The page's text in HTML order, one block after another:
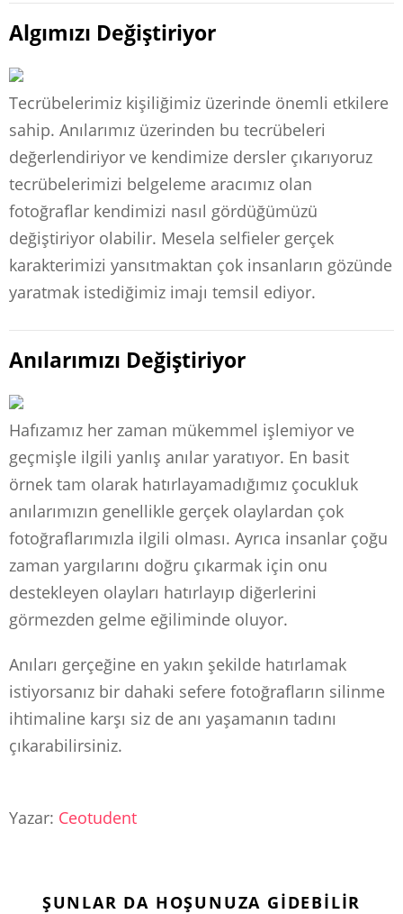
Algımızı Değiştiriyor
Tecrübelerimiz kişiliğimiz üzerinde önemli etkilere
sahip. Anılarımız üzerinden bu tecrübeleri
değerlendiriyor ve kendimize dersler çıkarıyoruz
tecrübelerimizi belgeleme aracımız olan
fotoğraflar kendimizi nasıl gördüğümüzü
değiştiriyor olabilir. Mesela selfieler gerçek
karakterimizi yansıtmaktan çok insanların gözünde
yaratmak istediğimiz imajı temsil ediyor.
Anılarımızı Değiştiriyor
Hafızamız her zaman mükemmel işlemiyor ve
geçmişle ilgili yanlış anılar yaratıyor. En basit
örnek tam olarak hatırlayamadığımız çocukluk
anılarımızın genellikle gerçek olaylardan çok
fotoğraflarımızla ilgili olması. Ayrıca insanlar çoğu
zaman yargılarını doğru çıkarmak için onu
destekleyen olayları hatırlayıp diğerlerini
görmezden gelme eğiliminde oluyor.
Anıları gerçeğine en yakın şekilde hatırlamak
istiyorsanız bir dahaki sefere fotoğrafların silinme
ihtimaline karşı siz de anı yaşamanın tadını
çıkarabilirsiniz.
Yazar: Ceotudent
ŞUNLAR DA HOŞUNUZA GIDEBILIR